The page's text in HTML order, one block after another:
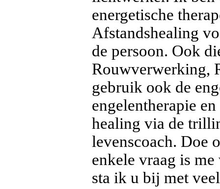
energetische
Afstandshealing
de persoon. Ook
Rouwverwerking,
gebruik ook de
engelentherapie
healing via de
levenscoach. Doe
enkele vraag is
sta ik u bij met